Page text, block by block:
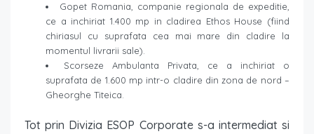
Gopet Romania, companie regionala de expeditie,
ce a inchiriat 1.400 mp in cladirea Ethos House (fiind
chiriasul cu suprafata cea mai mare din cladire la
momentul livrarii sale).
Scorseze Ambulanta Privata, ce a inchiriat o
suprafata de 1.600 mp intr-o cladire din zona de nord –
Gheorghe Titeica.
Tot prin Divizia ESOP Corporate s-a intermediat si